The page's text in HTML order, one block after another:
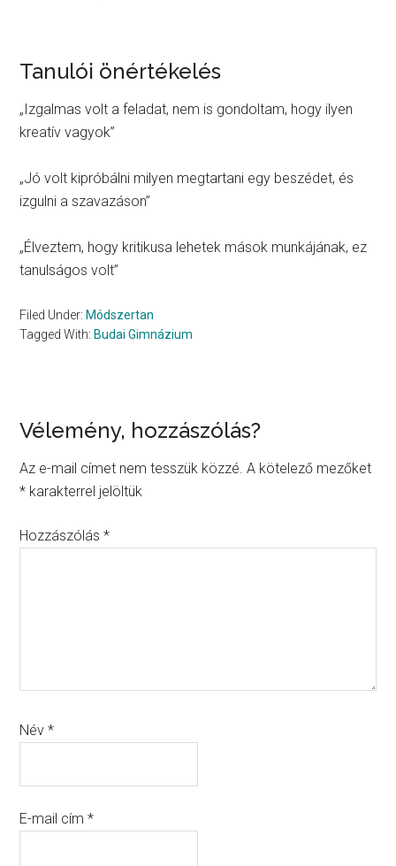
Tanulói önértékelés
„Izgalmas volt a feladat, nem is gondoltam, hogy ilyen
kreatív vagyok”
„Jó volt kipróbálni milyen megtartani egy beszédet, és
izgulni a szavazáson”
„Élveztem, hogy kritikusa lehetek mások munkájának, ez
tanulságos volt”
Filed Under: Módszertan
Tagged With: Budai Gimnázium
Reader
Interactions
Vélemény, hozzászólás?
Az e-mail címet nem tesszük közzé. A kötelező mezőket
* karakterrel jelöltük
Hozzászólás*
Név*
E-mail cím*